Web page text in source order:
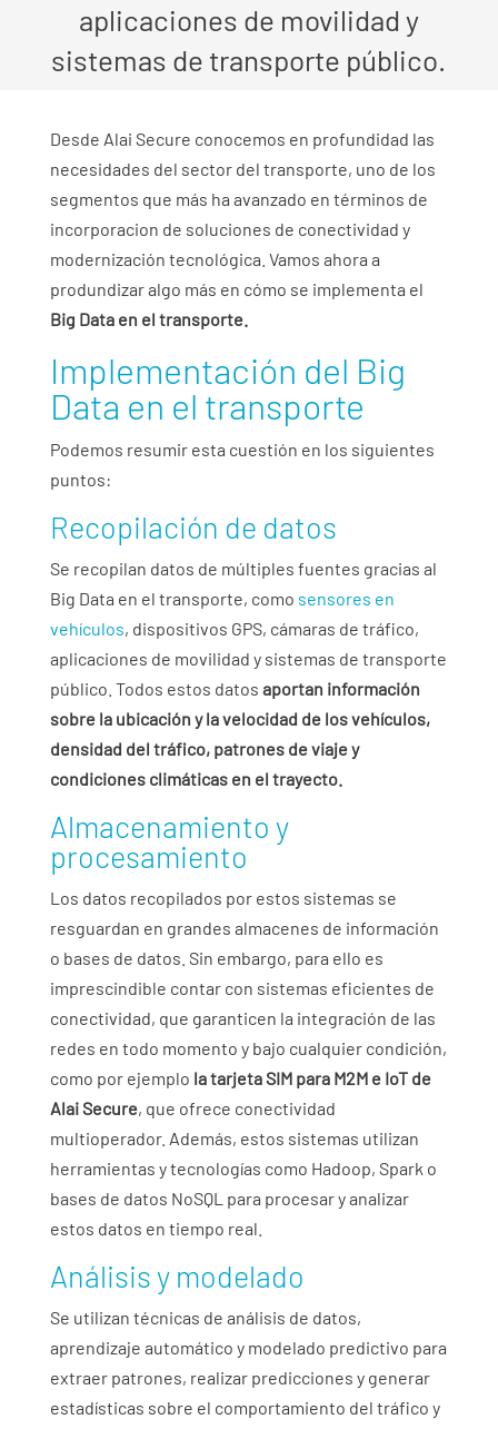
aplicaciones de movilidad y
sistemas de transporte público.
Desde Alai Secure conocemos en profundidad las
necesidades del sector del transporte, uno de los
segmentos que más ha avanzado en términos de
incorporacion de soluciones de conectividad y
modernización tecnológica. Vamos ahora a
produndizar algo más en cómo se implementa el
Big Data en el transporte.
Implementación del Big
Data en el transporte
Podemos resumir esta cuestión en los siguientes
puntos:
Recopilación de datos
Se recopilan datos de múltiples fuentes gracias al
Big Data en el transporte, como sensores en
vehículos, dispositivos GPS, cámaras de tráfico,
aplicaciones de movilidad y sistemas de transporte
público. Todos estos datos aportan información
sobre la ubicación y la velocidad de los vehículos,
densidad del tráfico, patrones de viaje y
condiciones climáticas en el trayecto.
Almacenamiento y
procesamiento
Los datos recopilados por estos sistemas se
resguardan en grandes almacenes de información
o bases de datos. Sin embargo, para ello es
imprescindible contar con sistemas eficientes de
conectividad, que garanticen la integración de las
redes en todo momento y bajo cualquier condición,
como por ejemplo la tarjeta SIM para M2M e IoT de
Alai Secure, que ofrece conectividad
multioperador. Además, estos sistemas utilizan
herramientas y tecnologías como Hadoop, Spark o
bases de datos NoSQL para procesar y analizar
estos datos en tiempo real.
Análisis y modelado
Se utilizan técnicas de análisis de datos,
aprendizaje automático y modelado predictivo para
extraer patrones, realizar predicciones y generar
estadísticas sobre el comportamiento del tráfico y